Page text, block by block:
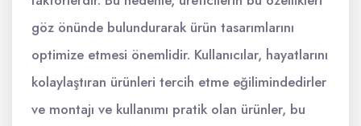
göz önünde bulundurarak ürün tasarımlarını
optimize etmesi önemlidir. Kullanıcılar, hayatlarını
kolaylaştıran ürünleri tercih etme eğilimindedirler
ve montajı ve kullanımı pratik olan ürünler, bu